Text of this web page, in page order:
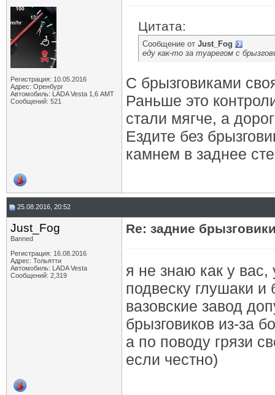
Регистрация: 10.05.2016
Адрес: Оренбург
Автомобиль: LADA Vesta 1,6 АМТ
Сообщений: 521
Цитата:
Сообщение от Just_Fog
еду как-то за туарегом с
С брызговиками
Раньше это
стали мягче, а
Ездите без
камнем в заднее
25.08.2016, 20:52
Just_Fog
Banned
Регистрация: 16.08.2016
Адрес: Тольятти
Автомобиль: LADA Vesta
Сообщений: 2,319
Re: задние
я не знаю как у вас,
подвеску глушаки и
вазовские завод
брызговиков из-за
а по поводу грязи
если честно)